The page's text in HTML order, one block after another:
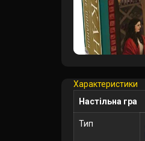
Характеристики
Настільна гра
Тип